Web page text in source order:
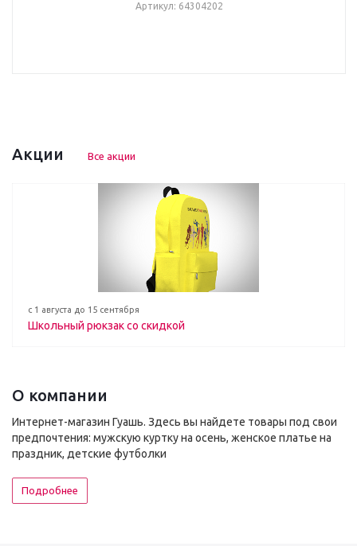
Артикул: 64304202
Акции Все акции
с 1 августа до 15 сентября
Школьный рюкзак со скидкой
О компании
Интернет-магазин Гуашь. Здесь вы найдете товары под свои
предпочтения: мужскую куртку на осень, женское платье на
праздник, детские футболки
Подробнее